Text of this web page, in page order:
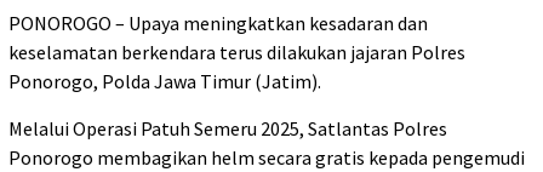
PONOROGO – Upaya meningkatkan kesadaran dan
keselamatan berkendara terus dilakukan jajaran Polres
Ponorogo, Polda Jawa Timur (Jatim).
Melalui Operasi Patuh Semeru 2025, Satlantas Polres
Ponorogo membagikan helm secara gratis kepada pengemudi